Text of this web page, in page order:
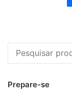
por:
Prepare-se